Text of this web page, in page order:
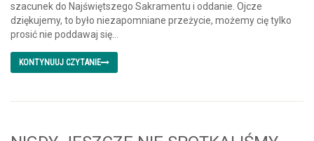
szacunek do Najświętszego Sakramentu i oddanie. Ojcze
dziękujemy, to było niezapomniane przeżycie, możemy cię tylko
prosić nie poddawaj się...
KONTYNUUJ CZYTANIE